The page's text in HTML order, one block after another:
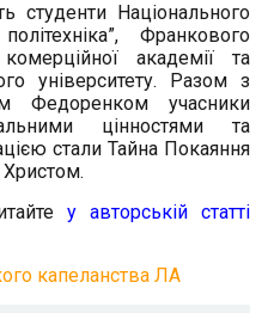
студенти Національного
Франкового
академії та
університету. Разом з
Федоренком учасники
цінностями та
стали Тайна Покаяння
Христом.
у авторській статті
капеланства ЛА